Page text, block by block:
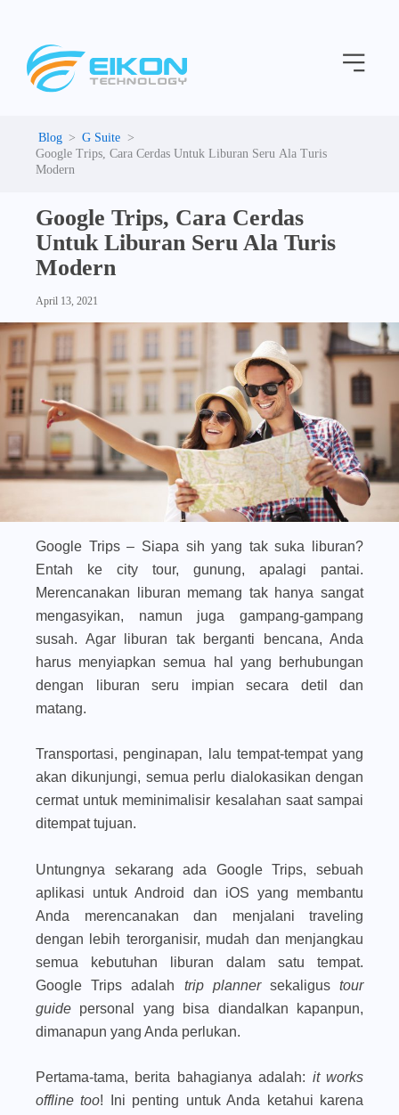
content
Menu
G Suite
Google Trips, Cara Cerdas Untuk Liburan Seru Ala Turis
Modern
Google Trips, Cara Cerdas
Untuk Liburan Seru Ala Turis
Modern
April 13, 2021
Google Trips – Siapa sih yang tak suka liburan?
Entah ke city tour, gunung, apalagi pantai.
Merencanakan liburan memang tak hanya sangat
mengasyikan, namun juga gampang-gampang
susah. Agar liburan tak berganti bencana, Anda
harus menyiapkan semua hal yang berhubungan
dengan liburan seru impian secara detil dan
matang.
Transportasi, penginapan, lalu tempat-tempat yang
akan dikunjungi, semua perlu dialokasikan dengan
cermat untuk meminimalisir kesalahan saat sampai
ditempat tujuan.
Untungnya sekarang ada Google Trips, sebuah
aplikasi untuk Android dan iOS yang membantu
Anda merencanakan dan menjalani traveling
dengan lebih terorganisir, mudah dan menjangkau
semua kebutuhan liburan dalam satu tempat.
Google Trips adalah trip plannersekaligustour
guide personal yang bisa diandalkan kapanpun,
dimanapun yang Anda perlukan.
Pertama-tama, berita bahagianya adalah: it works
offline too! Ini penting untuk Anda ketahui karena
e
g
i
e
s